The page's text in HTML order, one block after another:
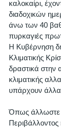
καλοκαίρι,
διαδοχικών
άνω των 40
πυρκαγιές
Η Κυβέρνηση
Κλιματικής
δραστικά στην
κλιματικής
υπάρχουν
Όπως άλλωστε